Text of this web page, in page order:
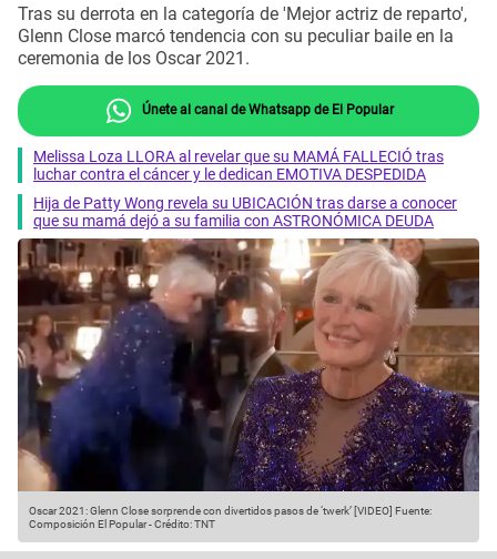
Tras su derrota en la categoría de 'Mejor actriz de reparto',
Glenn Close marcó tendencia con su peculiar baile en la
ceremonia de los Oscar 2021.
Únete al canal de Whatsapp de El Popular
Melissa Loza LLORA al revelar que su MAMÁ FALLECIÓ tras
luchar contra el cáncer y le dedican EMOTIVA DESPEDIDA
Hija de Patty Wong revela su UBICACIÓN tras darse a conocer
que su mamá dejó a su familia con ASTRONÓMICA DEUDA
Oscar 2021: Glenn Close sorprende con divertidos pasos de ‘twerk’ [VIDEO] Fuente:
Composición El Popular-Crédito: TNT